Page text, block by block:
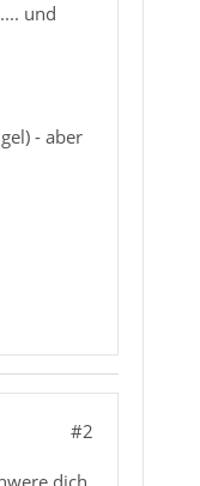
und
- aber
#2
dich